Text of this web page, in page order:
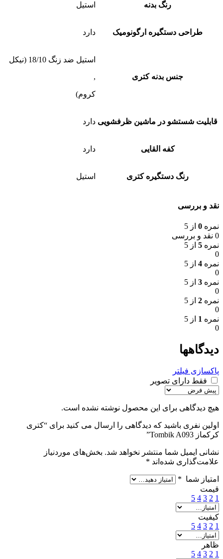
رنگ بدنه استیل
طراحی دستگیره ارگونومیک دارد
جنس بدنه کتری
استیل ضد زنگ 18/10 (نیکل
,
کروم)
قابلیت شستشو در ماشین ظرفشویی دارد
کفه القایی دارد
رنگ دستگیره کتری استیل
نقد و بررسی
نمره 0 از 5
0 نقد و بررسی
نمره 5 از 5
0
نمره 4 از 5
0
نمره 3 از 5
0
نمره 2 از 5
0
نمره 1 از 5
0
دیدگاهها
پاکسازی فیلتر
فقط دارای تصویر
هیچ دیدگاهی برای این محصول نوشته نشده است.
اولین نفری باشید که دیدگاهی را ارسال می کنید برای “کتری
کرکماز Tombik A093”
نشانی ایمیل شما منتشر نخواهد شد. بخش‌های موردنیاز
علامت‌گذاری شده‌اند *
امتیاز شما *
قیمت
1
2
3
4
5
کیفیت
1
2
3
4
5
ظاهر
1
2
3
4
5